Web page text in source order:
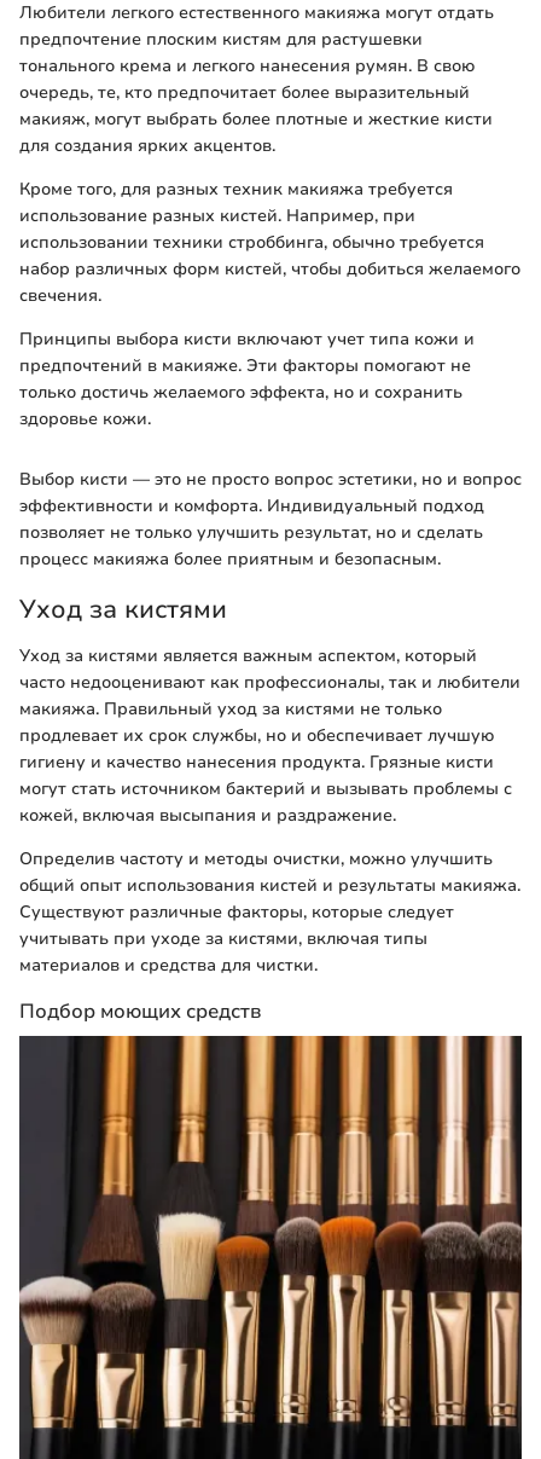
Любители легкого естественного макияжа могут отдать
предпочтение плоским кистям для растушевки
тонального крема и легкого нанесения румян. В свою
очередь, те, кто предпочитает более выразительный
макияж, могут выбрать более плотные и жесткие кисти
для создания ярких акцентов.
Кроме того, для разных техник макияжа требуется
использование разных кистей. Например, при
использовании техники строббинга, обычно требуется
набор различных форм кистей, чтобы добиться желаемого
свечения.
Принципы выбора кисти включают учет типа кожи и
предпочтений в макияже. Эти факторы помогают не
только достичь желаемого эффекта, но и сохранить
здоровье кожи.
Выбор кисти — это не просто вопрос эстетики, но и вопрос
эффективности и комфорта. Индивидуальный подход
позволяет не только улучшить результат, но и сделать
процесс макияжа более приятным и безопасным.
Уход за кистями
Уход за кистями является важным аспектом, который
часто недооценивают как профессионалы, так и любители
макияжа. Правильный уход за кистями не только
продлевает их срок службы, но и обеспечивает лучшую
гигиену и качество нанесения продукта. Грязные кисти
могут стать источником бактерий и вызывать проблемы с
кожей, включая высыпания и раздражение.
Определив частоту и методы очистки, можно улучшить
общий опыт использования кистей и результаты макияжа.
Существуют различные факторы, которые следует
учитывать при уходе за кистями, включая типы
материалов и средства для чистки.
Подбор моющих средств